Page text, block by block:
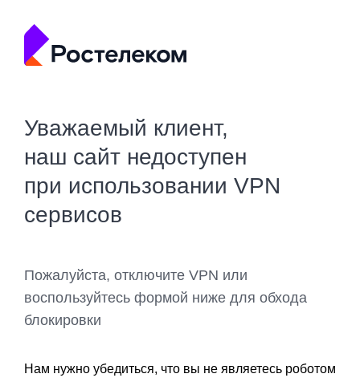
Уважаемый клиент,
наш сайт недоступен
при использовании VPN
сервисов
Пожалуйста, отключите VPN или
воспользуйтесь формой ниже для обхода
блокировки
Нам нужно убедиться, что вы не являетесь роботом